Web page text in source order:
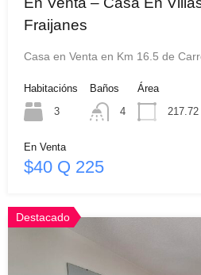
Fraijanes
Casa en Venta en Km 16.5 de
Habitacións
3
Baños
4
Área
217.72
En Venta
$40 Q 225
Destacado